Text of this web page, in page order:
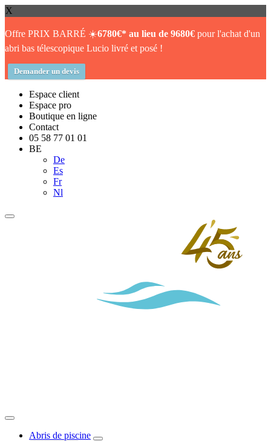
X
Offre PRIX BARRÉ ☀️6780€* au lieu de 9680€ pour l'achat d'un
abri bas télescopique Lucio livré et posé !
Demander un devis
Espace client
Espace pro
Boutique en ligne
Contact
05 58 77 01 01
BE
De
Es
Fr
Nl
Abris de piscine